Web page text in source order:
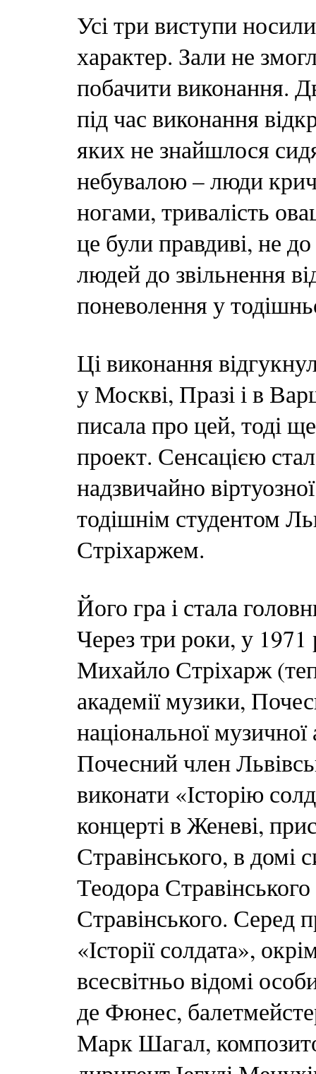
Усі три виступи
характер. Зали не
побачити виконання.
під час виконання
яких не знайшлося
небувалою – люди
ногами, тривалість
це були правдиві, не
людей до звільнення
поневолення у
Ці виконання
у Москві, Празі і в
писала про цей, тоді
проект. Сенсацією
надзвичайно
тодішнім студентом
Стріхаржем.
Його гра і стала
Через три роки, у
Михайло Стріхарж
академії музики,
національної
Почесний член
виконати «Історію
концерті в Женеві,
Стравінського, в домі
Теодора
Стравінського. Серед
«Історії солдата»,
всесвітньо відомі
де Фюнес,
Марк Шагал,